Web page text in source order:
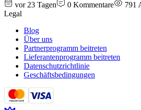
vor 23 Tagen
0 Kommentare 791
Legal
Blog
Über uns
Partnerprogramm beitreten
Lieferantenprogramm beitreten
Datenschutzrichtlinie
Geschäftsbedingungen